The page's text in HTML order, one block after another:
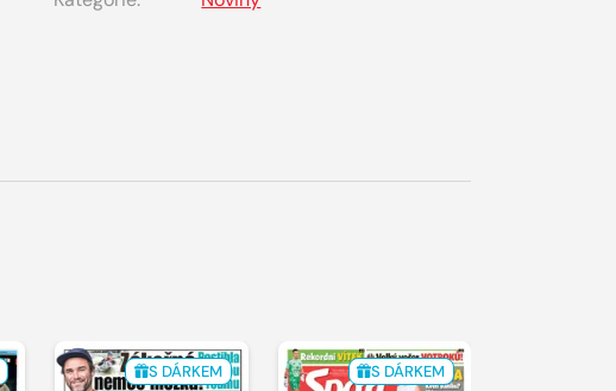
S DÁRKEM S DÁRKEM